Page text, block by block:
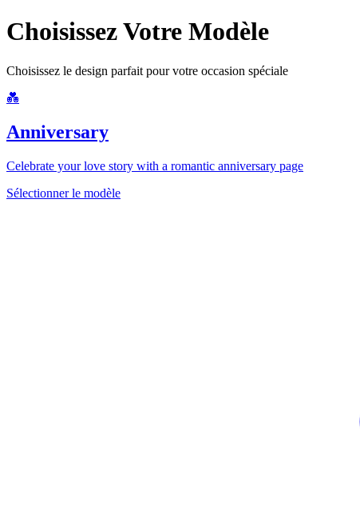
Choisissez Votre Modèle
Choisissez le design parfait pour votre occasion spéciale
💑
Anniversary
Celebrate your love story with a romantic anniversary page
Sélectionner le modèle